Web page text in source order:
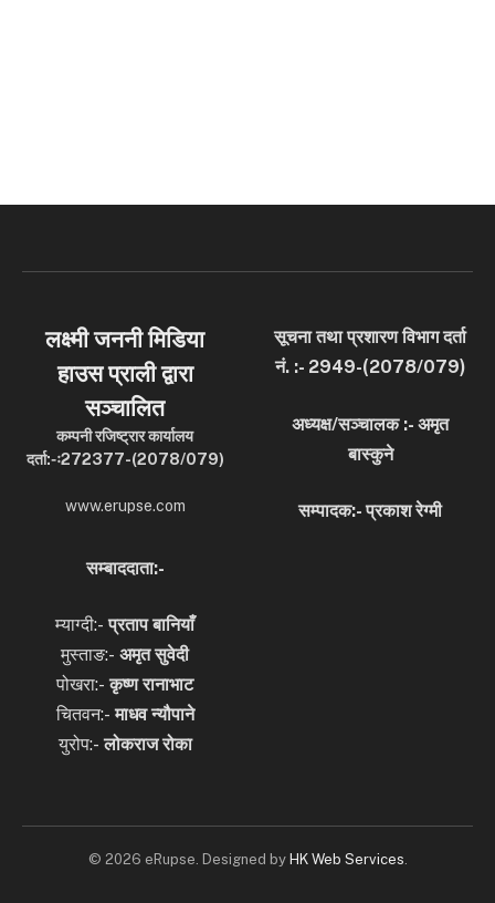
लक्ष्मी जननी मिडिया
हाउस प्राली द्वारा
सञ्चालित
कम्पनी रजिष्ट्रार कार्यालय
दर्ता:-ः272377-(2078/079)
www.erupse.com
सूचना तथा प्रशारण विभाग दर्ता
नं. :- 2949-(2078/079)
अध्यक्ष/सञ्चालक :- अमृत
बास्कुने
सम्पादक:- प्रकाश रेग्मी
सम्बाददाता:-
म्याग्दी:-प्रताप बानियाँ
मुस्ताङ:- अमृत सुवेदी
पोखरा:-कृष्ण रानाभाट
चितवन:-माधव न्यौपाने
युरोप:-लोकराज रोका
© 2026 eRupse. Designed by HK Web Services